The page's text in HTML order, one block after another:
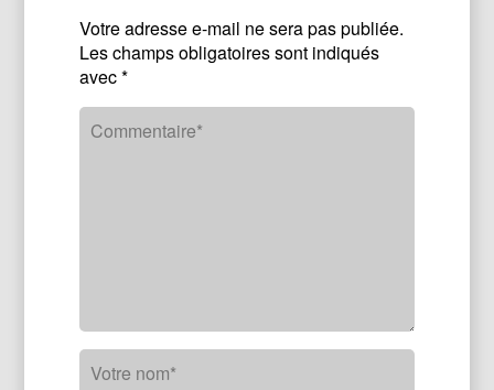
Votre adresse e-mail ne sera pas publiée.
Les champs obligatoires sont indiqués
avec*